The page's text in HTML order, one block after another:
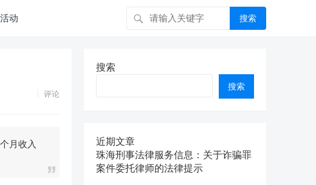
动 搜索
评论
月收入
搜索
搜索
近期文章
珠海刑事法律服务信息：关于诈骗罪
案件委托律师的法律提示